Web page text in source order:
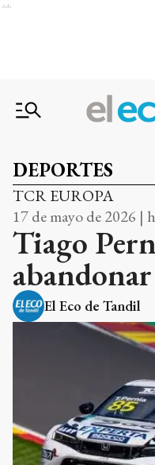
Ads
DEPORTES
TCR EUROPA
17 de mayo de 2026 |
Tiago
El Eco de Tandil